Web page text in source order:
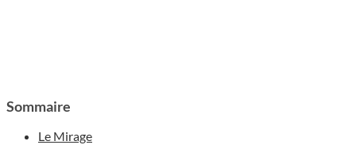
Sommaire
Le Mirage